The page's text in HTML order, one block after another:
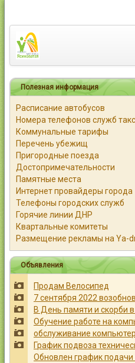
Главная
Статьи
Каталог
Справочник
Работа
Объявления
Помощь
Контакты
Полезная информация
Расписание автобусов
Номера телефонов служб
Коммунальные тарифы
Перечень убежищ
Пригородные поезда
Достопримечательности
Памятные места
Интернет провайдеры города
Телефоны городских служб
Горячие линии ДНР
Квартальные комитеты
Размещение рекламы на Ya-
Объявления
Продам Велосипед
Обучение работе на
обслуживание
Обновлен график подачи